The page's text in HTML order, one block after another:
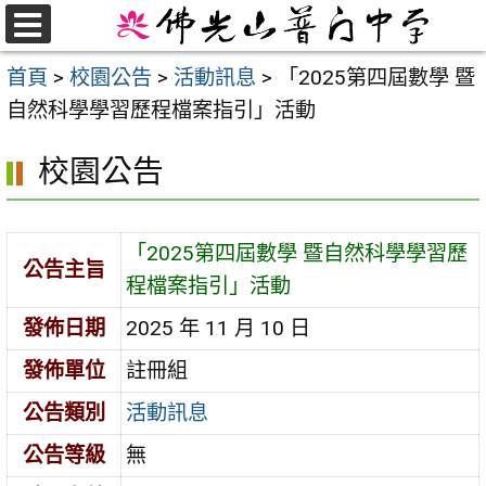
跳
至
主
要
首頁 > 校園公告 > 活動訊息 >
「2025第四屆數學 暨
自然科學學習歷程檔案指引」活動
校園公告
公告主旨
「2025第四屆數學 暨自然科學學習歷
程檔案指引」活動
發佈日期
2025 年 11 月 10 日
發佈單位
註冊組
公告類別
活動訊息
公告等級
無
選
單